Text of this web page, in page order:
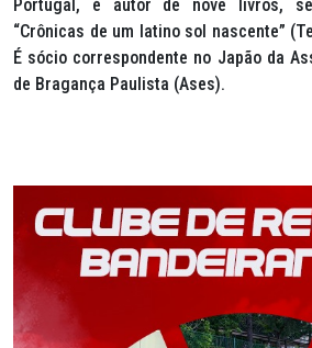
Portugal, é autor de nove livros,
“Crônicas de um latino sol nascente”
É sócio correspondente no Japão da
de Bragança Paulista (Ases).